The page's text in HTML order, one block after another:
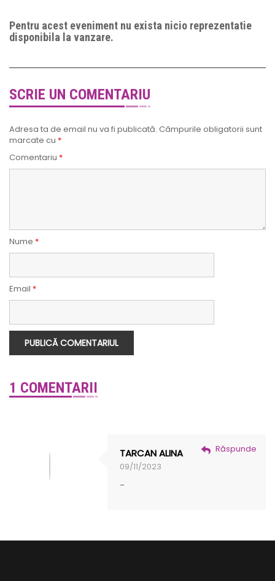
Pentru acest eveniment nu exista nicio reprezentatie
disponibila la vanzare.
SCRIE UN COMENTARIU
Adresa ta de email nu va fi publicată. Câmpurile obligatorii sunt
marcate cu *
Comentariu *
Nume *
Email *
1 COMENTARII
TARCAN ALINA
09/11/2023
-
Răspunde